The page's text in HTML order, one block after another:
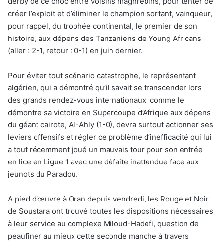
créer l’exploit et d’éliminer le champion sortant, vainqueur,
pour rappel, du trophée continental, le premier de son
histoire, aux dépens des Tanzaniens de Young Africans
(aller : 2-1, retour : 0-1) en juin dernier.
Pour éviter tout scénario catastrophe, le représentant
algérien, qui a démontré qu’il savait se transcender lors
des grands rendez-vous internationaux, comme le
démontre sa victoire en Supercoupe d’Afrique aux dépens
du géant cairote, Al-Ahly (1-0), devra surtout actionner ses
leviers offensifs et régler ce problème d’inefficacité qui lui
a tout récemment joué un mauvais tour pour son entrée
en lice en Ligue 1 avec une défaite inattendue face aux
jeunots du Paradou.
A pied d’œuvre à Oran depuis vendredi, les Rouge et Noir
de Soustara ont trouvé toutes les dispositions nécessaires
à leur service au complexe Miloud-Hadefi, question de
peaufiner au mieux cette seconde manche à travers